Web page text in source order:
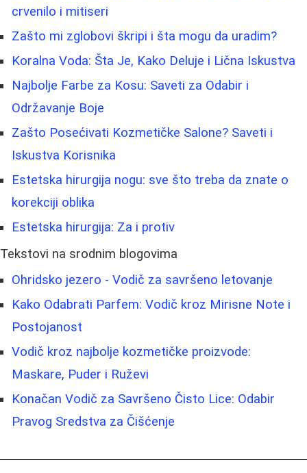
crvenilo i mitiseri
Zašto mi zglobovi škripi i šta mogu da uradim?
Koralna Voda: Šta Je, Kako Deluje i Lična Iskustva
Najbolje Farbe za Kosu: Saveti za Odabir i
Održavanje Boje
Zašto Posećivati Kozmetičke Salone? Saveti i
Iskustva Korisnika
Estetska hirurgija nogu: sve što treba da znate o
korekciji oblika
Estetska hirurgija: Za i protiv
Tekstovi na srodnim blogovima
Ohridsko jezero - Vodič za savršeno letovanje
Kako Odabrati Parfem: Vodič kroz Mirisne Note i
Postojanost
Vodič kroz najbolje kozmetičke proizvode:
Maskare, Puder i Ruževi
Konačan Vodič za Savršeno Čisto Lice: Odabir
Pravog Sredstva za Čišćenje